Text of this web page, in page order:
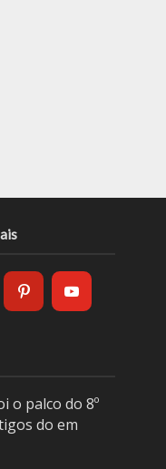
o palco do 8º
do em